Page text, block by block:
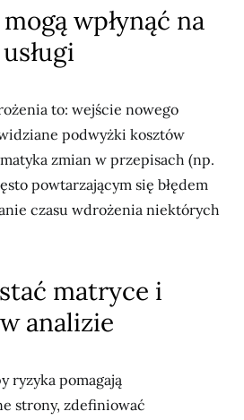
wpłynąć na
to: wejście nowego
podwyżki kosztów
zmian w przepisach (np.
powtarzającym się błędem
czasu wdrożenia niektórych
matryce i
analizie
ryzyka pomagają
strony, zdefiniować